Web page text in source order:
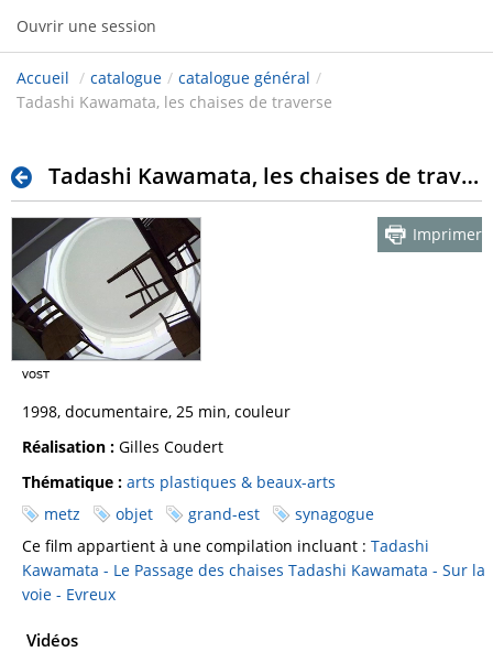
Ouvrir une session
Accueil / catalogue / catalogue général /
Tadashi Kawamata, les chaises de traverse
Tadashi Kawamata, les chaises de traverse
Imprimer
1998, documentaire, 25 min, couleur
Réalisation : Gilles Coudert
Thématique : arts plastiques & beaux-arts
metz
objet grand-est
synagogue
Ce film appartient à une compilation incluant : Tadashi
Kawamata - Le Passage des chaises Tadashi Kawamata - Sur la
voie - Evreux
Vidéos